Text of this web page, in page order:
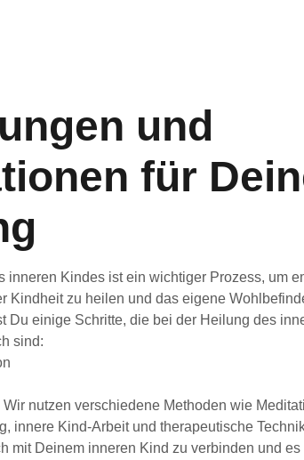
und
für
inneren Kindes ist ein wichtiger Prozess, um
Kindheit zu heilen und das eigene
Du einige Schritte, die bei der Heilung des
sind:
Wir nutzen verschiedene Methoden wie
innere Kind-Arbeit und therapeutische
mit Deinem inneren Kind zu verbinden und es